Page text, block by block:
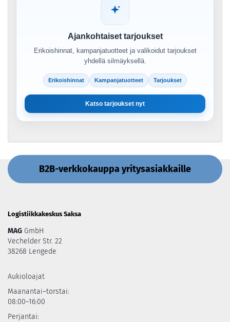
Ajankohtaiset tarjoukset
Erikoishinnat, kampanjatuotteet ja valikoidut tarjoukset
yhdellä silmäyksellä.
Erikoishinnat Kampanjatuotteet Tarjoukset
Katso tarjoukset nyt
B2B-verkkokauppa yritysasiakkaille
Logistiikkakeskus Saksa
MAG GmbH
Vechelder Str. 22
38268 Lengede
Aukioloajat
Maanantai–torstai:
08:00–16:00
Perjantai: